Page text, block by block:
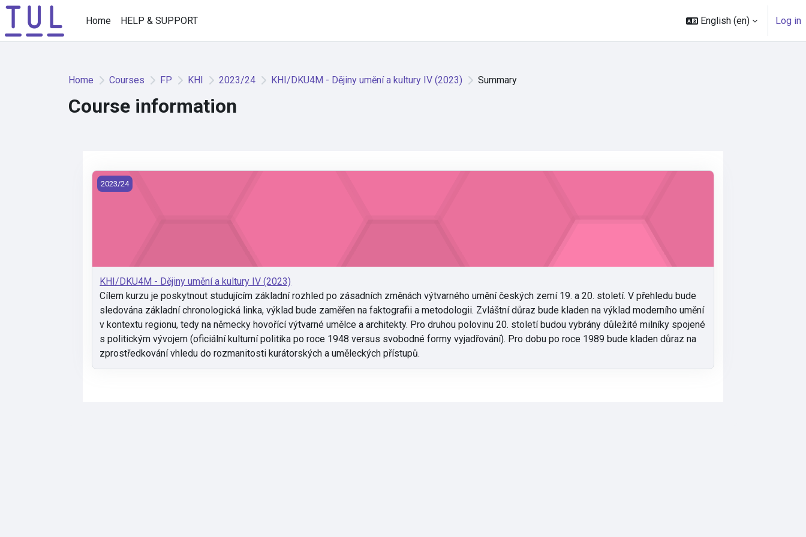
Skip to main content
Home
HELP & SUPPORT English ‎(en)‎ Log in
Home Courses FP KHI 2023/24 KHI/DKU4M - Dějiny umění a kultury IV (2023) Summary
Course information
KHI/DKU4M - Dějiny umění a kultury IV (2023)
2023/24
KHI/DKU4M - Dějiny umění a kultury IV (2023)
Cílem kurzu je poskytnout studujícím základní rozhled po zásadních změnách výtvarného umění českých zemí 19. a 20. století. V přehledu bude
sledována základní chronologická linka, výklad bude zaměřen na faktografii a metodologii. Zvláštní důraz bude kladen na výklad moderního umění
v kontextu regionu, tedy na německy hovořící výtvarné umělce a architekty. Pro druhou polovinu 20. století budou vybrány důležité milníky spojené
s politickým vývojem (oficiální kulturní politika po roce 1948 versus svobodné formy vyjadřování). Pro dobu po roce 1989 bude kladen důraz na
zprostředkování vhledu do rozmanitosti kurátorských a uměleckých přístupů.